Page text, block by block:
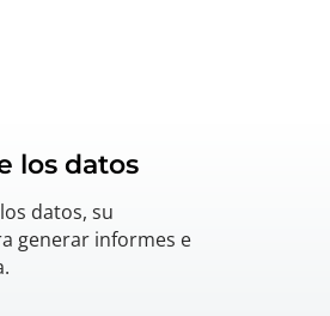
los datos
datos, su
generar informes e